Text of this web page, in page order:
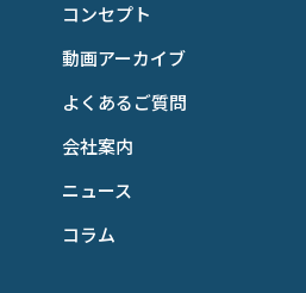
コンセプト
動画アーカイブ
よくあるご質問
会社案内
ニュース
コラム